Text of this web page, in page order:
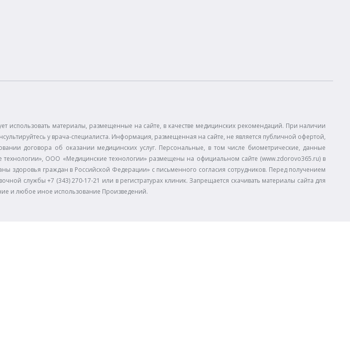
использовать материалы, размещенные на сайте, в качестве медицинских рекомендаций. При наличии
у врача-специалиста. Информация, размещенная на сайте, не является публичной офертой,
договора об оказании медицинских услуг. Персональные, в том числе биометрические, данные
ООО «Медицинские технологии» размещены на официальном сайте (www.zdorovo365.ru) в
здоровья граждан в Российской Федерации» с письменного согласия сотрудников. Перед получением
службы +7 (343) 270-17-21 или в регистратурах клиник. Запрещается скачивать материалы сайта для
и любое иное использование Произведений.